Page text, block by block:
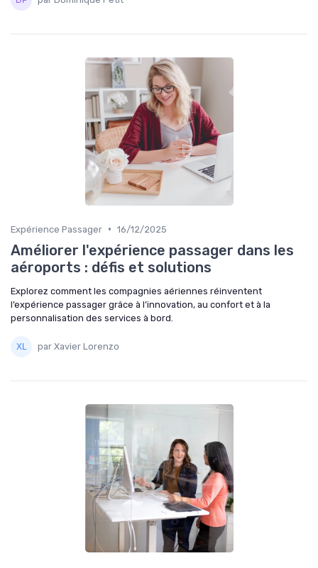
Expérience Passager • 16/12/2025
Améliorer l'expérience passager dans les
aéroports : défis et solutions
Explorez comment les compagnies aériennes réinventent
l’expérience passager grâce à l’innovation, au confort et à la
personnalisation des services à bord.
par Xavier Lorenzo